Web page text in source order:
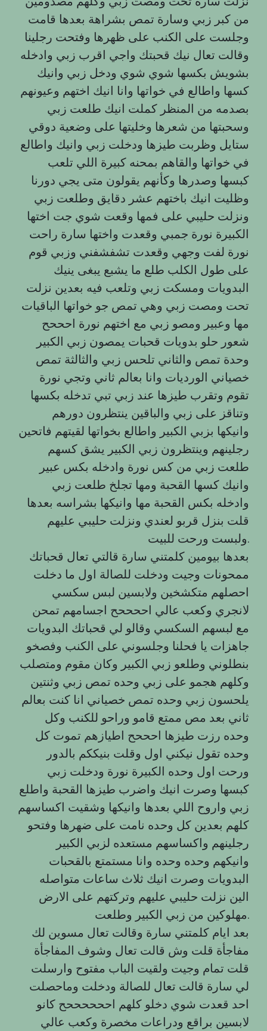
من كبر زبي وسارة تمص بشراهة بعدها قامت
وجلست على الكنب على ظهرها وفتحت رجلينا
وقالت تعال نيك قحبتك واجي اقرب زبي وادخله
بشويش بكسها شوي شوي ودخل زبي وانيك
كسها واطالع في خواتها وانا انيك اختهم وعيونهم
بصدمه من المنظر كملت انيك طلعت زبي
وسحبتها من شعرها وخليتها على وضعية دوقي
ستايل وظربت طيزها ودخلت زبي وانيك واطالع
في خواتها والقاهم بمحنه كبيرة اللي تلعب
كبسها وصدرها وكأنهم يقولون متى يجي دورنا
وظليت انيك باختهم عشر دقايق وطلعت زبي
ونزلت حليبي على فمها وقعت شوي جت اختها
الكبيرة نورة جمبي وقعدت واختها سارة راحت
نورة لفت وجهي وقعدت تشفشفني وزبي قوم
على طول الكلب طلع ما يشبع يبغى ينيك
البدويات ومسكت زبي وتلعب فيه بعدين نزلت
تحت ومصت زبي وهي تمص جو خواتها الباقيات
مها وعبير ومصو زبي مع اختهم نورة احححح
شعور حلو بدويات قحبات يمصون زبي الكبير
وحدة تمص والثاني تلحس زبي والثالثة تمص
خصياني الورديات وانا بعالم ثاني وتجي نورة
تقوم وتقرب طيزها عند زبي تبي تدخله بكسها
وتناقز على زبي والباقين ينتظرون دورهم
وانيكها بزبي الكبير واطالع بخواتها لقيتهم فاتحين
رجلينهم وينتظرون زبي الكبير يشق كسهم
طلعت زبي من كس نورة وادخله بكس عبير
وانيك كسها القحبة ومها تجلخ طلعت زبي
وادخله بكس القحبة مها وانيكها بشراسه بعدها
قلت بنزل قربو لعندي ونزلت حليبي عليهم
ولبست ورحت للبيت.
بعدها بيومين كلمتني سارة قالتي تعال قحباتك
ممحونات وجيت ودخلت للصالة اول ما دخلت
احصلهم متكشخين ولابسين لبس سكسي
لانجري وكعب عالي اححححح اجسامهم تمحن
مع لبسهم السكسي وقالو لي قحباتك البدويات
جاهزات يا فحلنا وجلسوني على الكنب وفصخو
بنطلوني وطلعو زبي الكبير وكان مقوم ومتصلب
وكلهم هجمو على زبي وحده تمص زبي وثنتين
يلحسون زبي وحده تمص خصياني انا كنت بعالم
ثاني بعد مص ممتع قامو وراحو للكنب وكل
وحده رزت طيزها احححح اطيازهم تموت كل
وحده تقول نيكني اول وقلت بنيككم بالدور
ورحت اول وحده الكبيرة نورة ودخلت زبي
كبسها وصرت انيك واضرب طيزها القحبة واطلع
زبي واروح اللي بعدها وانيكها وشقيت اكساسهم
كلهم بعدين كل وحده نامت على ضهرها وفتحو
رجلينهم واكساسهم مستعده لزبي الكبير
وانيكهم وحده وحده وانا مستمتع بالقحبات
البدويات وصرت انيك ثلاث ساعات متواصله
الين نزلت حليبي عليهم وتركتهم على الارض
مهلوكين من زبي الكبير وطلعت.
بعد ايام كلمتني سارة وقالت تعال مسوين لك
مفاجأة قلت وش قالت تعال وشوف المفاجأة
قلت تمام وجيت ولقيت الباب مفتوح وارسلت
لي سارة قالت تعال للصالة ودخلت وماحصلت
احد قعدت شوي دخلو كلهم اححححححح كانو
لابسين براقع ودراعات مخصرة وكعب عالي